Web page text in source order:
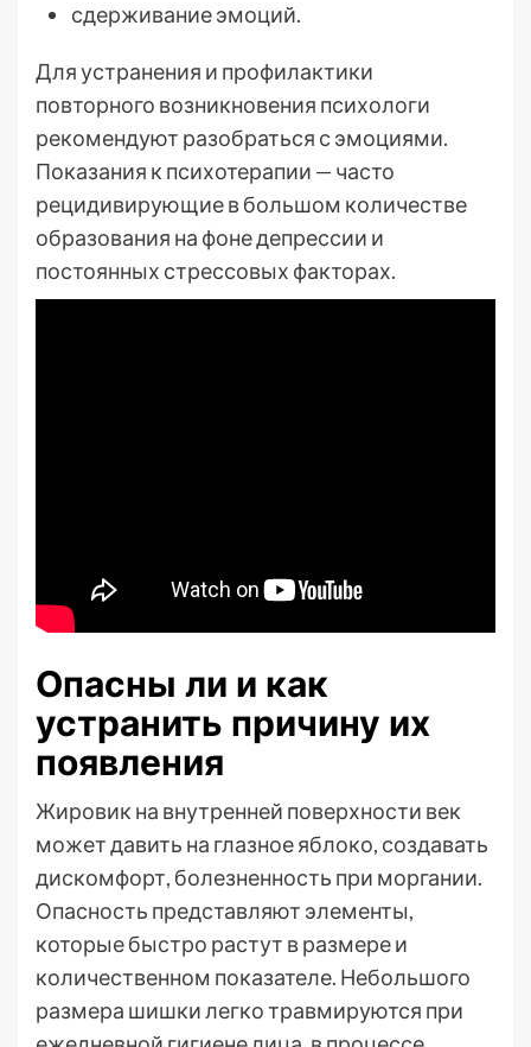
сдерживание эмоций.
Для устранения и профилактики
повторного возникновения психологи
рекомендуют разобраться с эмоциями.
Показания к психотерапии — часто
рецидивирующие в большом количестве
образования на фоне депрессии и
постоянных стрессовых факторах.
Опасны ли и как
устранить причину их
появления
Жировик на внутренней поверхности век
может давить на глазное яблоко, создавать
дискомфорт, болезненность при моргании.
Опасность представляют элементы,
которые быстро растут в размере и
количественном показателе. Небольшого
размера шишки легко травмируются при